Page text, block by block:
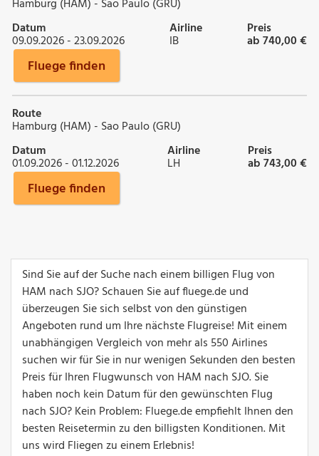
Hamburg (HAM) - Sao Paulo (GRU)
Datum
09.09.2026 - 23.09.2026
Airline
IB
Preis
ab 740,00 €
Fluege finden
Route
Hamburg (HAM) - Sao Paulo (GRU)
Datum
01.09.2026 - 01.12.2026
Airline
LH
Preis
ab 743,00 €
Fluege finden
Sind Sie auf der Suche nach einem billigen Flug von
HAM nach SJO? Schauen Sie auf fluege.de und
überzeugen Sie sich selbst von den günstigen
Angeboten rund um Ihre nächste Flugreise! Mit einem
unabhängigen Vergleich von mehr als 550 Airlines
suchen wir für Sie in nur wenigen Sekunden den besten
Preis für Ihren Flugwunsch von HAM nach SJO. Sie
haben noch kein Datum für den gewünschten Flug
nach SJO? Kein Problem: Fluege.de empfiehlt Ihnen den
besten Reisetermin zu den billigsten Konditionen. Mit
uns wird Fliegen zu einem Erlebnis!